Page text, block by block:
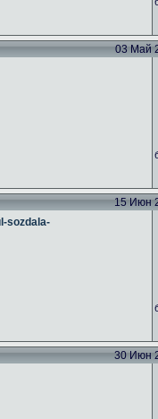
03 Май
15 Июн
sozdala-
30 Июн